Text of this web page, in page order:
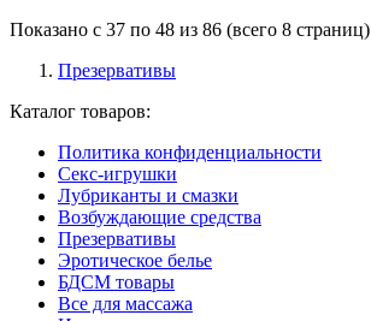
Показано с 37 по 48 из 86 (всего 8 страниц)
Презервативы
Каталог товаров:
Политика конфиденциальности
Секс-игрушки
Лубриканты и смазки
Возбуждающие средства
Презервативы
Эротическое белье
БДСМ товары
Все для массажа